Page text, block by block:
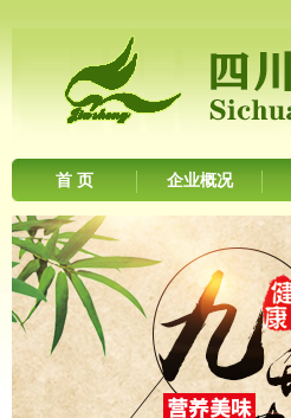
首 页 企业概况